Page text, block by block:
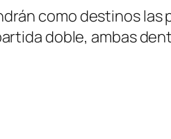
como destinos las
doble, ambas